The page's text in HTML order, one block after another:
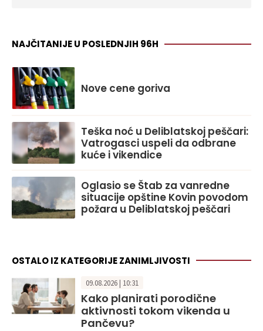
NAJČITANIJE U POSLEDNJIH 96H
Nove cene goriva
Teška noć u Deliblatskoj peščari:
Vatrogasci uspeli da odbrane
kuće i vikendice
Oglasio se Štab za vanredne
situacije opštine Kovin povodom
požara u Deliblatskoj peščari
OSTALO IZ KATEGORIJE ZANIMLJIVOSTI
09.08.2026 | 10:31
Kako planirati porodične
aktivnosti tokom vikenda u
Pančevu?